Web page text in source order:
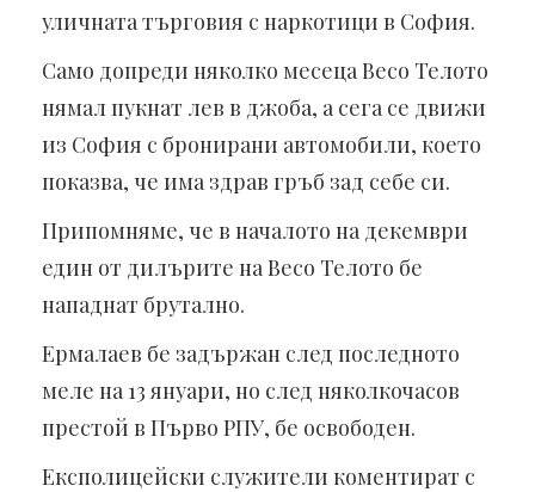
уличната търговия с наркотици в София.
Само допреди няколко месеца Весо Телото
нямал пукнат лев в джоба, а сега се движи
из София с бронирани автомобили, което
показва, че има здрав гръб зад себе си.
Припомняме, че в началото на декември
един от дилърите на Весо Телото бе
нападнат брутално.
Ермалаев бе задържан след последното
меле на 13 януари, но след няколкочасов
престой в Първо РПУ, бе освободен.
Експолицейски служители коментират с